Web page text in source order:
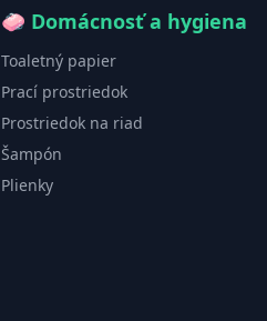
🧼 Domácnosť a hygiena
Toaletný papier
Prací prostriedok
Prostriedok na riad
Šampón
Plienky